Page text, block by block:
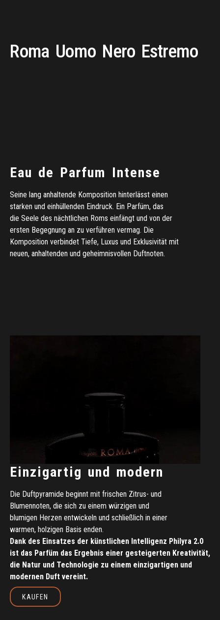
Roma Uomo Nero Estremo
Eau de Parfum Intense
Seine lang anhaltende Komposition hinterlässt einen
starken und einhüllenden Eindruck. Ein Parfüm, das
die Seele des nächtlichen Roms einfängt und von der
ersten Begegnung an zu verführen vermag. Die
Komposition verbindet Tiefe, Luxus und Exklusivität mit
neuen, anhaltenden und geheimnisvollen Duftnoten.
Einzigartig und modern
Die Duftpyramide beginnt mit frischen Zitrus- und
Blumennoten, die sich zu einem würzigen und
blumigen Herzen entwickeln und schließlich in einer
warmen, holzigen Basis enden.
Dank des Einsatzes der künstlichen Intelligenz Philyra 2.0
ist das Parfüm das Ergebnis einer gesteigerten Kreativität,
die Natur und Technologie zu einem einzigartigen und
modernen Duft vereint.
Kaufen
KAUFEN